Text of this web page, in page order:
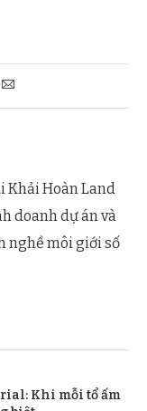
Khải Hoàn Land
doanh dự án và
nghề môi giới số
Khi mỗi tổ ấm